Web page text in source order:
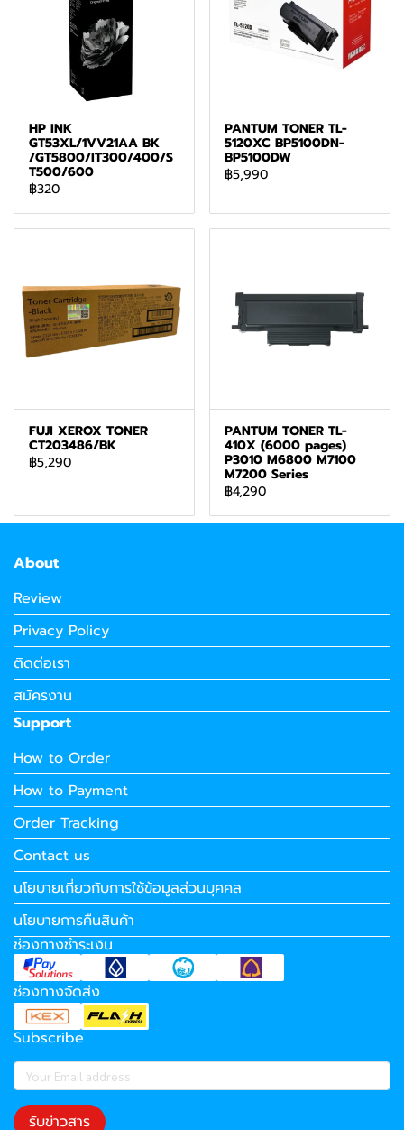
HP INK
GT53XL/1VV21AA BK
/GT5800/IT300/400/S
T500/600
฿320
PANTUM TONER TL-
5120XC BP5100DN-
BP5100DW
฿5,990
FUJI XEROX TONER
CT203486/BK
฿5,290
PANTUM TONER TL-
410X (6000 pages)
P3010 M6800 M7100
M7200 Series
฿4,290
About
Review
Privacy Policy
ติดต่อเรา
สมัครงาน
Support
How to Order
How to Payment
Order Tracking
Contact us
นโยบายเกี่ยวกับการใช้ข้อมูลส่วนบุคคล
นโยบายการคืนสินค้า
ช่องทางชำระเงิน
ช่องทางจัดส่ง
Subscribe
รับข่าวสาร